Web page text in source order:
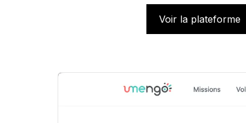
Voir la plateforme